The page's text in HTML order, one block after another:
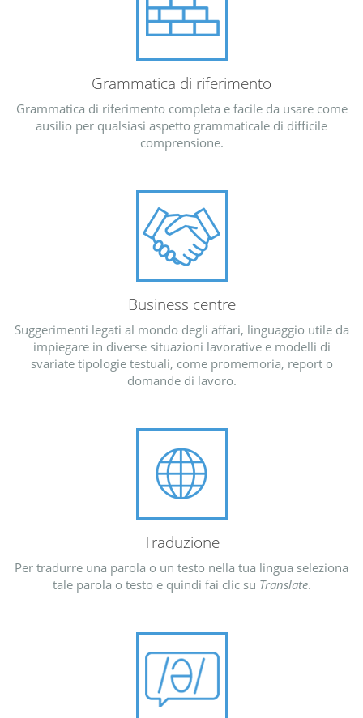
Grammatica di riferimento
Grammatica di riferimento completa e facile da usare come
ausilio per qualsiasi aspetto grammaticale di difficile
comprensione.
Business centre
Suggerimenti legati al mondo degli affari, linguaggio utile da
impiegare in diverse situazioni lavorative e modelli di
svariate tipologie testuali, come promemoria, report o
domande di lavoro.
Traduzione
Per tradurre una parola o un testo nella tua lingua seleziona
tale parola o testo e quindi fai clic su Translate.